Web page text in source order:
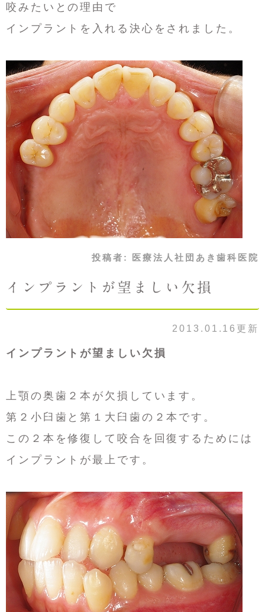
咬みたいとの理由で
インプラントを入れる決心をされました。
投稿者: 医療法人社団あき歯科医院
インプラントが望ましい欠損
2013.01.16更新
インプラントが望ましい欠損
上顎の奥歯２本が欠損しています。
第２小臼歯と第１大臼歯の２本です。
この２本を修復して咬合を回復するためには
インプラントが最上です。